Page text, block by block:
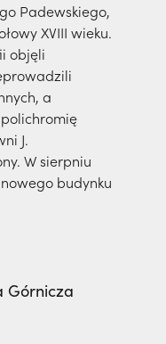
Padewskiego,
XVIII wieku.
objęli
a
J.
W sierpniu
budynku
Górnicza